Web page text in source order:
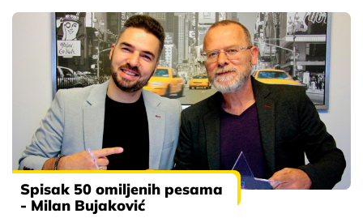
Spisak 50 omiljenih pesama
- Milan Bujaković